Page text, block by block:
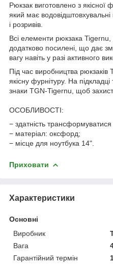
Рюкзак виготовлено з
який має водовідштовхувальні
і розривів.
Всі елементи рюкзака
додатково посилені, що дає
вагу навіть у разі активного
Під час виробництва рюкзаків
якісну фурнітуру. На
знаки TGN-Tigernu, щоб
ОСОБЛИВОСТІ:
− здатність
− матеріал: оксфорд;
− місце для ноутбука 14".
Приховати
Характеристики
Основні
Виробник
Вага
Гарантійний термін